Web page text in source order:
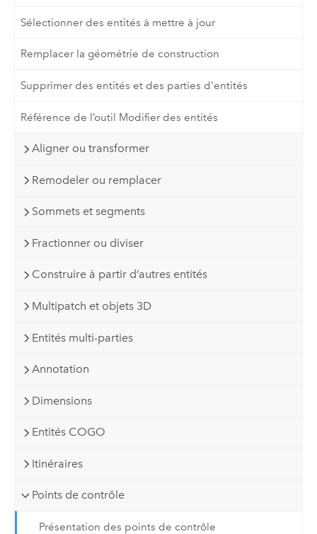
Sélectionner des entités à mettre à jour
Remplacer la géométrie de construction
Supprimer des entités et des parties d'entités
Référence de l’outil Modifier des entités
Aligner ou transformer
Remodeler ou remplacer
Sommets et segments
Fractionner ou diviser
Construire à partir d’autres entités
Multipatch et objets 3D
Entités multi-parties
Annotation
Dimensions
Entités COGO
Itinéraires
Points de contrôle
Présentation des points de contrôle